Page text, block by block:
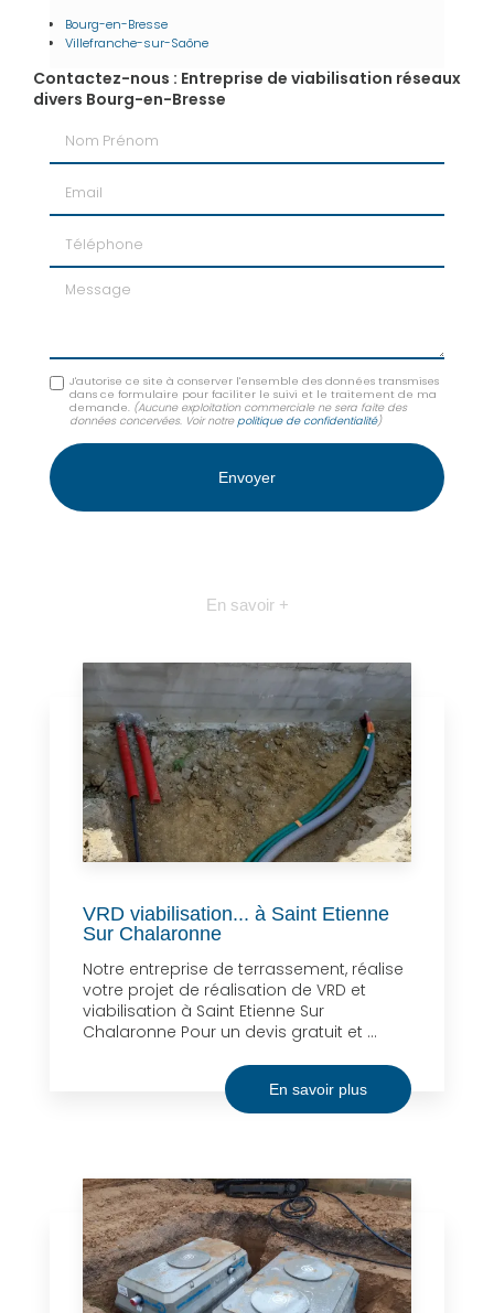
Bourg-en-Bresse
Villefranche-sur-Saône
Contactez-nous : Entreprise de viabilisation réseaux
divers Bourg-en-Bresse
Téléphone
Message
J'autorise ce site à conserver l'ensemble des données transmises
dans ce formulaire pour faciliter le suivi et le traitement de ma
demande. (Aucune exploitation commerciale ne sera faite des
données concervées. Voir notrepolitique de confidentialité)
En savoir +
VRD viabilisation... à Saint Etienne
Sur Chalaronne
Notre entreprise de terrassement, réalise
votre projet de réalisation de VRD et
viabilisation à Saint Etienne Sur
Chalaronne Pour un devis gratuit et ...
En savoir plus